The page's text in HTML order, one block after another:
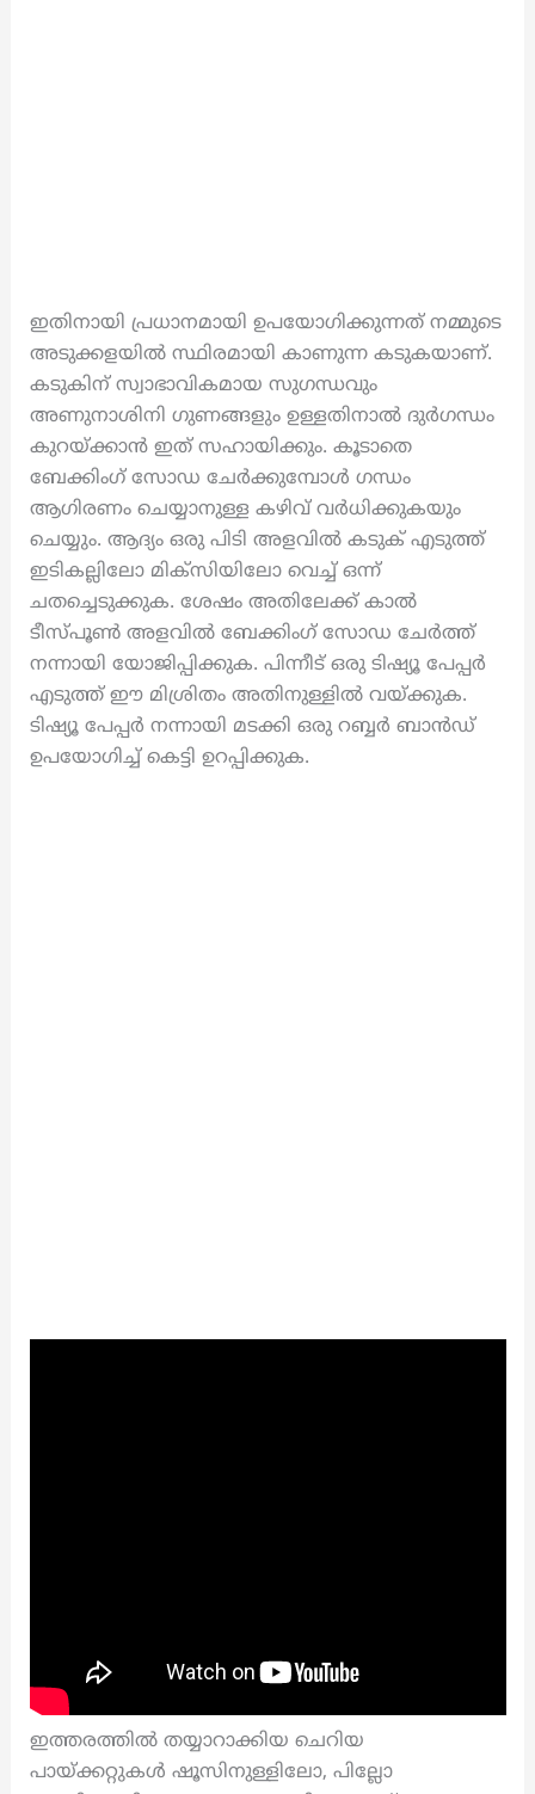
ഇതിനായി പ്രധാനമായി ഉപയോഗിക്കുന്നത് നമ്മുടെ
അടുക്കളയിൽ സ്ഥിരമായി കാണുന്ന കടുകയാണ്.
കടുകിന് സ്വാഭാവികമായ സുഗന്ധവും
അണുനാശിനി ഗുണങ്ങളും ഉള്ളതിനാൽ ദുർഗന്ധം
കുറയ്ക്കാൻ ഇത് സഹായിക്കും. കൂടാതെ
ബേക്കിംഗ് സോഡ ചേർക്കുമ്പോൾ ഗന്ധം
ആഗിരണം ചെയ്യാനുള്ള കഴിവ് വർധിക്കുകയും
ചെയ്യും. ആദ്യം ഒരു പിടി അളവിൽ കടുക് എടുത്ത്
ഇടികല്ലിലോ മിക്സിയിലോ വെച്ച് ഒന്ന്
ചതച്ചെടുക്കുക. ശേഷം അതിലേക്ക് കാൽ
ടീസ്പൂൺ അളവിൽ ബേക്കിംഗ് സോഡ ചേർത്ത്
നന്നായി യോജിപ്പിക്കുക. പിന്നീട് ഒരു ടിഷ്യൂ പേപ്പർ
എടുത്ത് ഈ മിശ്രിതം അതിനുള്ളിൽ വയ്ക്കുക.
ടിഷ്യൂ പേപ്പർ നന്നായി മടക്കി ഒരു റബ്ബർ ബാൻഡ്
ഉപയോഗിച്ച് കെട്ടി ഉറപ്പിക്കുക.
ഇത്തരത്തിൽ തയ്യാറാക്കിയ ചെറിയ
പായ്ക്കറ്റുകൾ ഷൂസിനുള്ളിലോ, പില്ലോ